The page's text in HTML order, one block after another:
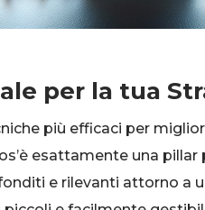
per la tua
più efficaci per
esattamente una
e rilevanti attorno a